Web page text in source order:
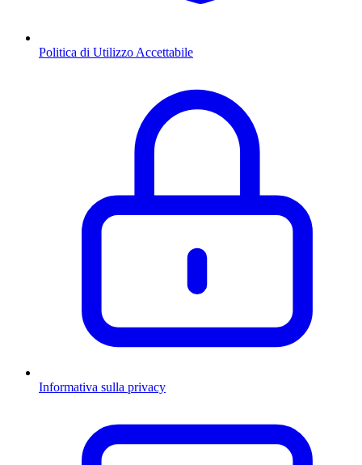
Politica di Utilizzo Accettabile
Informativa sulla privacy